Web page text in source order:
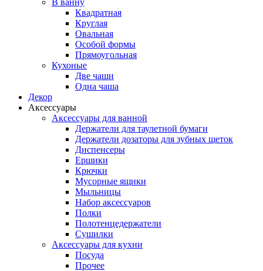
Квадратная
Круглая
Овальная
Особой формы
Прямоугольная
Кухоные
Две чаши
Одна чаша
Декор
Аксессуары
Аксессуары для ванной
Держатели для таулетной бумаги
Держатели дозаторы для зубных щеток
Диспенсеры
Ершики
Крючки
Мусорные ящики
Мыльницы
Набор аксессуаров
Полки
Полотенцедержатели
Сушилки
Аксессуары для кухни
Посуда
Прочее